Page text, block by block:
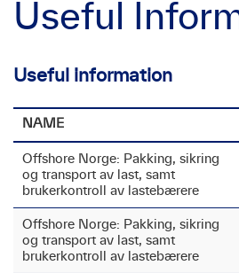
Useful
Useful information
NAME
Offshore Norge: Pakking, sikring
og transport av last, samt
brukerkontroll av lastebærere
Offshore Norge: Pakking, sikring
og transport av last, samt
brukerkontroll av lastebærere